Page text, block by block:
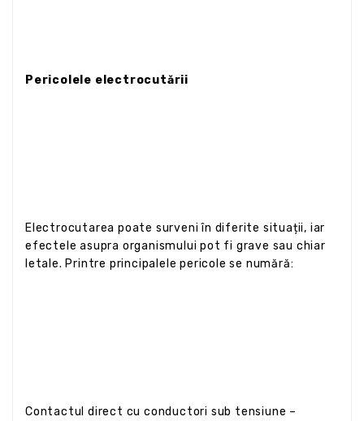
Pericolele electrocutării
Electrocutarea poate surveni în diferite situații, iar
efectele asupra organismului pot fi grave sau chiar
letale. Printre principalele pericole se numără:
Contactul direct cu conductori sub tensiune –